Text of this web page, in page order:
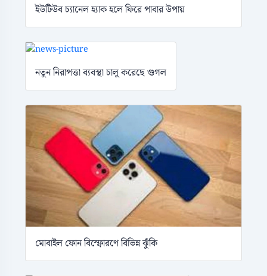
ইউটিউব চ্যানেল হ্যাক হলে ফিরে পাবার উপায়
নতুন নিরাপত্তা ব্যবস্থা চালু করেছে গুগল
মোবাইল ফোন বিস্ফোরণে বিভিন্ন ঝুঁকি